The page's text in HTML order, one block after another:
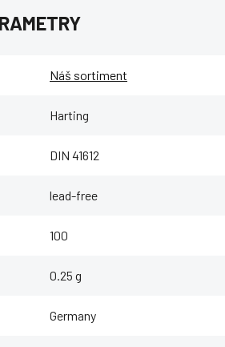
Náš sortiment
Harting
DIN 41612
lead-free
100
0.25 g
Germany